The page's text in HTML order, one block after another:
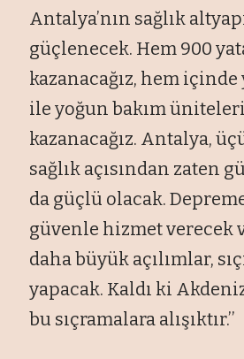
Antalya’nın sağlık
güçlenecek. Hem 900
kazanacağız, hem içinde
ile yoğun bakım
kazanacağız. Antalya,
sağlık açısından zaten
da güçlü olacak.
güvenle hizmet verecek
daha büyük açılımlar,
yapacak. Kaldı ki
bu sıçramalara alışıktır.’’